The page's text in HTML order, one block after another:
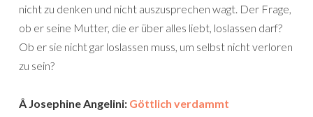
nicht zu denken und nicht auszusprechen wagt. Der Frage,
ob er seine Mutter, die er über alles liebt, loslassen darf?
Ob er sie nicht gar loslassen muss, um selbst nicht verloren
zu sein?
Â Josephine Angelini: Göttlich verdammt